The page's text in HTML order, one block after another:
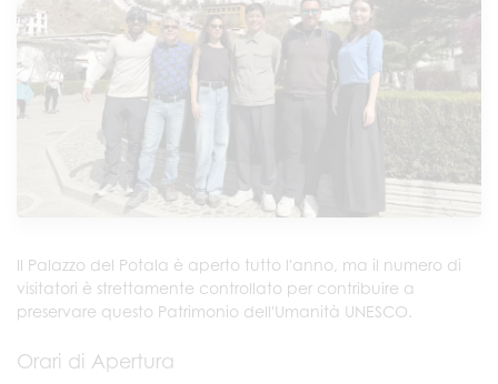
Il Palazzo del Potala è aperto tutto l'anno, ma il numero di
visitatori è strettamente controllato per contribuire a
preservare questo Patrimonio dell'Umanità UNESCO.
Orari di Apertura